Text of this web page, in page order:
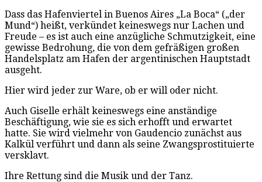
Dass das Hafenviertel in Buenos Aires „La Boca“ („der
Mund“) heißt, verkündet keineswegs nur Lachen und
Freude – es ist auch eine anzügliche Schmutzigkeit, eine
gewisse Bedrohung, die von dem gefräßigen großen
Handelsplatz am Hafen der argentinischen Hauptstadt
ausgeht.
Hier wird jeder zur Ware, ob er will oder nicht.
Auch Giselle erhält keineswegs eine anständige
Beschäftigung, wie sie es sich erhofft und erwartet
hatte. Sie wird vielmehr von Gaudencio zunächst aus
Kalkül verführt und dann als seine Zwangsprostituierte
versklavt.
Ihre Rettung sind die Musik und der Tanz.